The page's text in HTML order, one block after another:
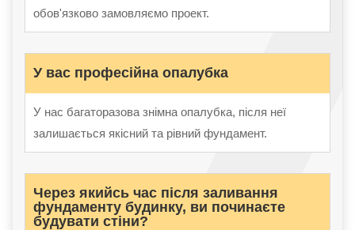
обов'язково замовляємо проект.
У вас професійна опалубка
У нас багаторазова знімна опалубка, після неї
залишається якісний та рівний фундамент.
Через якийсь час після заливання
фундаменту будинку, ви починаєте
будувати стіни?